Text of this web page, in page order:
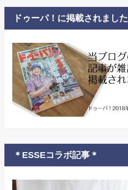
ドゥーパ！に掲載されました
＊ESSEコラボ記事＊